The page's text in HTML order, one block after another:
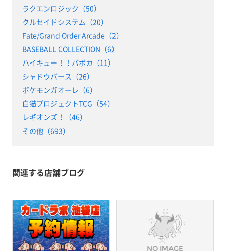
ラクエンロジック（50）
クルセイドシステム（20）
Fate/Grand Order Arcade（2）
BASEBALL COLLECTION（6）
ハイキュー！！バボカ（11）
シャドウバース（26）
ポケモンガオーレ（6）
白猫プロジェクトTCG（54）
レギオンズ！（46）
その他（693）
関連する店舗ブログ